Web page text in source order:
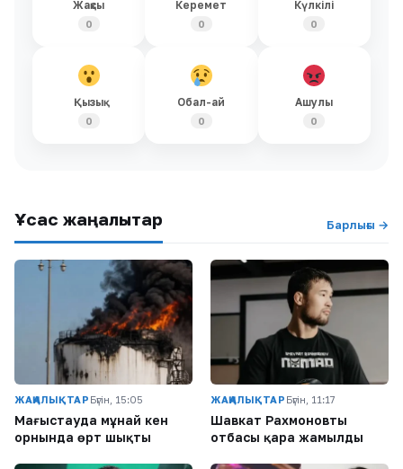
Жақсы
0
Керемет
0
Күлкілі
0
Қызық
0
Обал-ай
0
Ашулы
0
Ұқсас жаңалықтар Барлығы →
ЖАҢАЛЫҚТАР Бүгін, 15:05
Маңғыстауда мұнай кен
орнында өрт шықты
ЖАҢАЛЫҚТАР Бүгін, 11:17
Шавкат Рахмоновтың
отбасы қара жамылды